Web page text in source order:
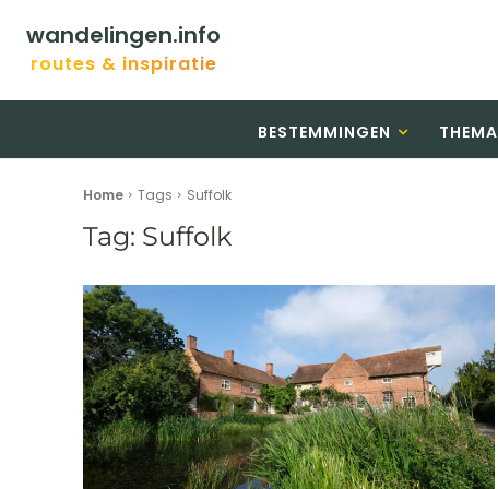
wandelingen.info
routes & inspiratie
BESTEMMINGEN THEMA
Home Tags Suffolk
Tag: Suffolk